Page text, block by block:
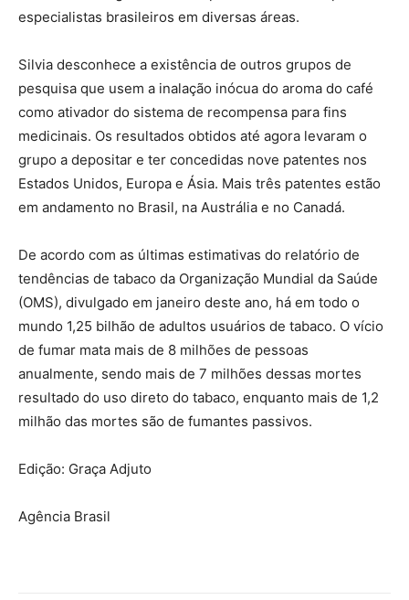
especialistas brasileiros em diversas áreas.
Silvia desconhece a existência de outros grupos de
pesquisa que usem a inalação inócua do aroma do café
como ativador do sistema de recompensa para fins
medicinais. Os resultados obtidos até agora levaram o
grupo a depositar e ter concedidas nove patentes nos
Estados Unidos, Europa e Ásia. Mais três patentes estão
em andamento no Brasil, na Austrália e no Canadá.
De acordo com as últimas estimativas do relatório de
tendências de tabaco da Organização Mundial da Saúde
(OMS), divulgado em janeiro deste ano, há em todo o
mundo 1,25 bilhão de adultos usuários de tabaco. O vício
de fumar mata mais de 8 milhões de pessoas
anualmente, sendo mais de 7 milhões dessas mortes
resultado do uso direto do tabaco, enquanto mais de 1,2
milhão das mortes são de fumantes passivos.
Edição: Graça Adjuto
Agência Brasil